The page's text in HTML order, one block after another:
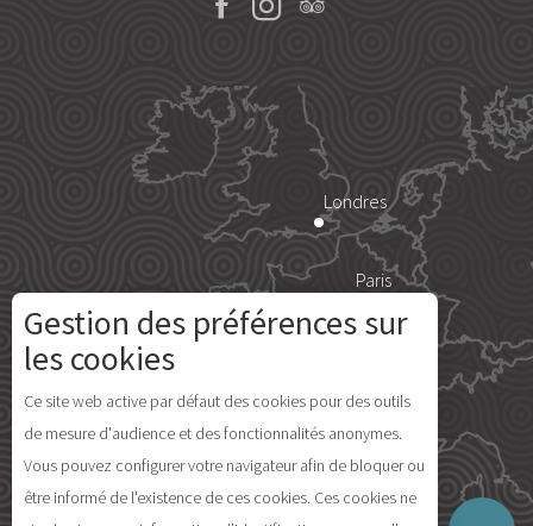
Description
Ouvertures
Carte
Londres
Paris
Madrid
Île d'Yeu
Gestion des préférences sur
les cookies
Ce site web active par défaut des cookies pour des outils
de mesure d'audience et des fonctionnalités anonymes.
Vous pouvez configurer votre navigateur afin de bloquer ou
être informé de l'existence de ces cookies. Ces cookies ne